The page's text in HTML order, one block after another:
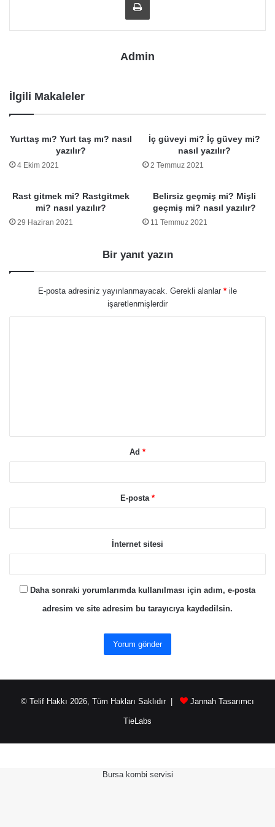
Admin
İlgili Makaleler
Yurttaş mı? Yurt taş mı? nasıl
yazılır?
4 Ekim 2021
İç güveyi mi? İç güvey mi?
nasıl yazılır?
2 Temmuz 2021
Rast gitmek mi? Rastgitmek
mi? nasıl yazılır?
29 Haziran 2021
Belirsiz geçmiş mi? Mişli
geçmiş mi? nasıl yazılır?
11 Temmuz 2021
Bir yanıt yazın
E-posta adresiniz yayınlanmayacak. Gerekli alanlar * ile
işaretlenmişlerdir
Ad *
E-posta *
İnternet sitesi
Daha sonraki yorumlarımda kullanılması için adım, e-posta
adresim ve site adresim bu tarayıcıya kaydedilsin.
© Telif Hakkı 2026, Tüm Hakları Saklıdır | Jannah Tasarımcı
TieLabs
Bursa kombi servisi